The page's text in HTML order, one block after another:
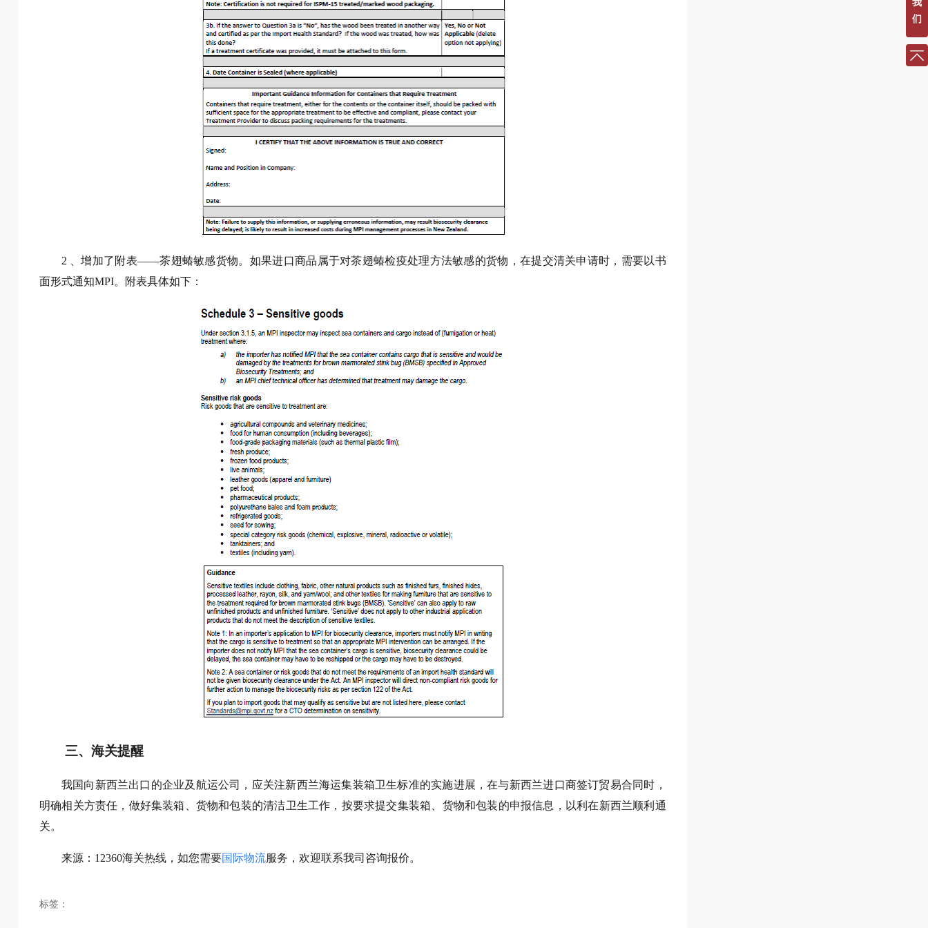
2 、增加了附表——茶翅蝽敏感货物。如果进口商品属于对茶翅蝽检疫处理方法敏感的货物，在提交清关申请时，需要以书
面形式通知MPI。附表具体如下：
三、海关提醒
我国向新西兰出口的企业及航运公司，应关注新西兰海运集装箱卫生标准的实施进展，在与新西兰进口商签订贸易合同时，
明确相关方责任，做好集装箱、货物和包装的清洁卫生工作，按要求提交集装箱、货物和包装的申报信息，以利在新西兰顺利通
关。
来源：12360海关热线，如您需要国际物流服务，欢迎联系我司咨询报价。
标签：
我
们